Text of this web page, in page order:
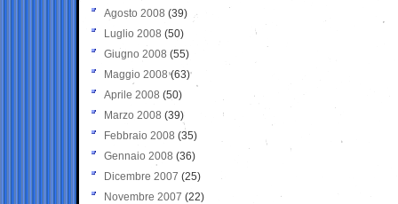
Agosto 2008 (39)
Luglio 2008 (50)
Giugno 2008 (55)
Maggio 2008(63)
Aprile 2008 (50)
Marzo 2008 (39)
Febbraio 2008 (35)
Gennaio 2008 (36)
Dicembre 2007 (25)
Novembre 2007 (22)